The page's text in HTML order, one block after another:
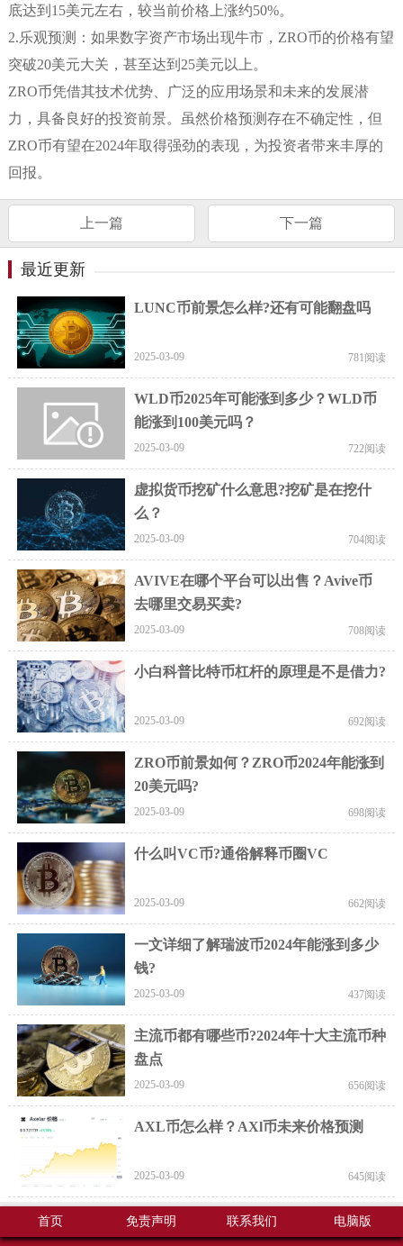
底达到15美元左右，较当前价格上涨约50%。
2.乐观预测：如果数字资产市场出现牛市，ZRO币的价格有望
突破20美元大关，甚至达到25美元以上。
ZRO币凭借其技术优势、广泛的应用场景和未来的发展潜
力，具备良好的投资前景。虽然价格预测存在不确定性，但
ZRO币有望在2024年取得强劲的表现，为投资者带来丰厚的
回报。
上一篇 下一篇
最近更新
LUNC币前景怎么样?还有可能翻盘吗
2025-03-09 781阅读
WLD币2025年可能涨到多少？WLD币
能涨到100美元吗？
2025-03-09 722阅读
虚拟货币挖矿什么意思?挖矿是在挖什
么？
2025-03-09 704阅读
AVIVE在哪个平台可以出售？Avive币
去哪里交易买卖?
2025-03-09 708阅读
小白科普比特币杠杆的原理是不是借力?
2025-03-09 692阅读
ZRO币前景如何？ZRO币2024年能涨到
20美元吗?
2025-03-09 698阅读
什么叫VC币?通俗解释币圈VC
2025-03-09 662阅读
一文详细了解瑞波币2024年能涨到多少
钱?
2025-03-09 437阅读
主流币都有哪些币?2024年十大主流币种
盘点
2025-03-09 656阅读
AXL币怎么样？AXl币未来价格预测
2025-03-09 645阅读
首页 免责声明 联系我们 电脑版